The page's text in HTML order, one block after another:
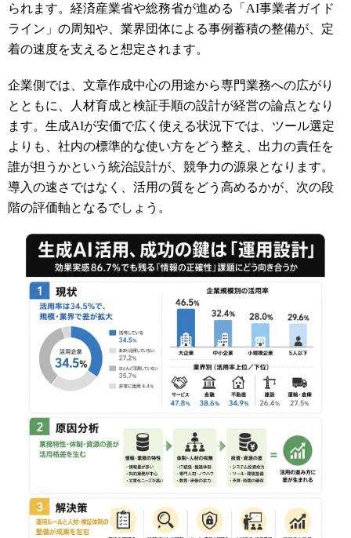
られます。経済産業省や総務省が進める「AI事業者ガイド
ライン」の周知や、業界団体による事例蓄積の整備が、定
着の速度を支えると想定されます。
企業側では、文章作成中心の用途から専門業務への広がり
とともに、人材育成と検証手順の設計が経営の論点となり
ます。生成AIが安価で広く使える状況下では、ツール選定
よりも、社内の標準的な使い方をどう整え、出力の責任を
誰が担うかという統治設計が、競争力の源泉となります。
導入の速さではなく、活用の質をどう高めるかが、次の段
階の評価軸となるでしょう。